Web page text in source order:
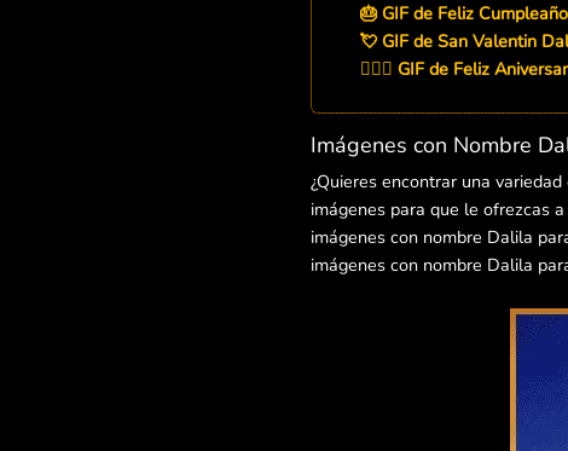
🎂 GIF de Feliz
💘 GIF de San Valentin
👨‍❤️‍👨 GIF de Feliz
Imágenes con Nombre
¿Quieres encontrar una
imágenes para que le ofrezcas
imágenes con nombre Dalila
imágenes con nombre Dalila